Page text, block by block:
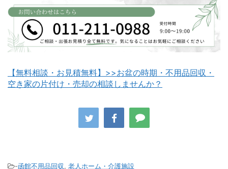
白老町不用品回収 長万部町不用品回収
【無料相談・お見積無料】>>お盆の時期・不用品回収・
空き家の片付け・売却の相談しませんか？
-函館不用品回収, 老人ホーム・介護施設